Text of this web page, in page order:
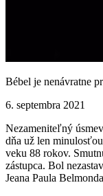
Bébel je nenávratne
6. septembra 2021
Nezameniteľný
dňa už len
veku 88 rokov.
zástupca. Bol
Jeana Paula